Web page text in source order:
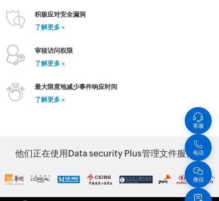
积极应对安全漏洞
了解更多 »
审核访问权限
了解更多 »
最大限度地减少事件响应时间
了解更多 »
他们正在使用Data security Plus管理文件服务器
客服
电话
微信